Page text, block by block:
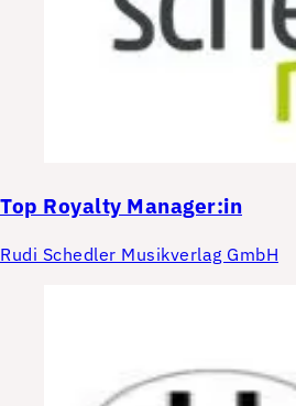
Top Royalty Manager:in
Rudi Schedler Musikverlag GmbH